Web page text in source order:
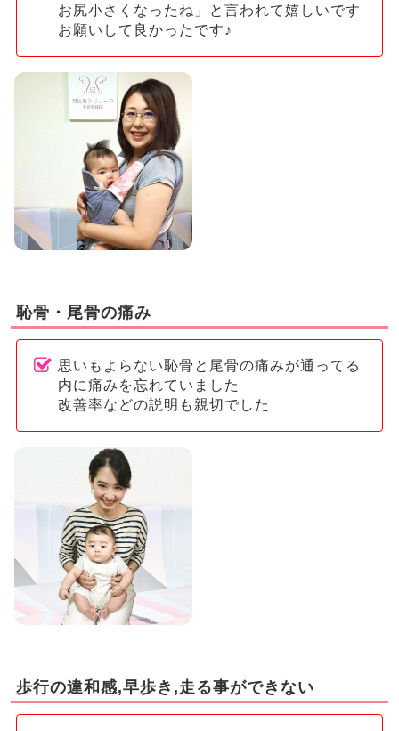
お尻小さくなったね」と言われて嬉しいです
お願いして良かったです♪
恥骨・尾骨の痛み
思いもよらない恥骨と尾骨の痛みが通ってる
内に痛みを忘れていました
改善率などの説明も親切でした
歩行の違和感,早歩き,走る事ができない